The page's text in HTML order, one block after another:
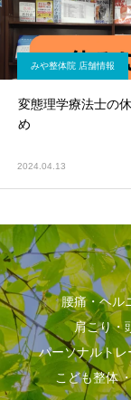
みや整体院 店舗情報
変態理学療法士の
め
2024.04.13
腰痛・ヘル
肩こり・
パーソナルトレ
こども整体